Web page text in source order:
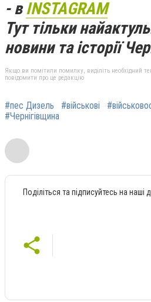
- вINSTAGRAM
Тут тільки
новини та історії
Якщо ви помітили помилку, виділіть необхідний
повідомити про це редакцію
#пес Дизель #військові
#Чернігівщина
Поділіться та підписуйтесь на наші